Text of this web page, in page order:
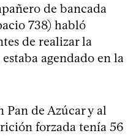
de bancada
738) habló
de realizar la
agendado en la
de Azúcar y al
forzada tenía 56